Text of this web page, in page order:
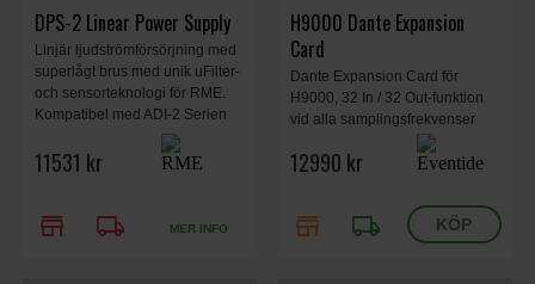
DPS-2 Linear Power Supply
Linjär ljudströmförsörjning med
superlågt brus med unik uFilter-
och sensorteknologi för RME.
Kompatibel med ADI-2 Serien
och alla andra RME Enheter.
130 x 44 x 205 mm, 1.89 kg.
11531 kr
store local_shipping MER INFO
H9000 Dante Expansion
Card
Dante Expansion Card för
H9000, 32 In / 32 Out-funktion
vid alla samplingsfrekvenser
12990 kr
store local_shipping